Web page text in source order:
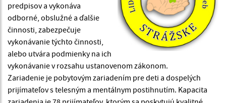
predpisov a vykonáva
odborné, obslužné a ďalšie
činnosti, zabezpečuje
vykonávanie týchto činnosti,
alebo utvára podmienky na ich
vykonávanie v rozsahu ustanovenom zákonom.
Zariadenie je pobytovým zariadením pre deti a dospelých
prijímateľov s telesným a mentálnym postihnutím. Kapacita